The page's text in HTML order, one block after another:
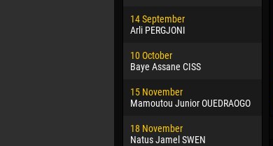
14 September
Arli PERGJONI
10 October
Baye Assane CISS
15 November
Mamoutou Junior OUEDRAOGO
18 November
Natus Jamel SWEN